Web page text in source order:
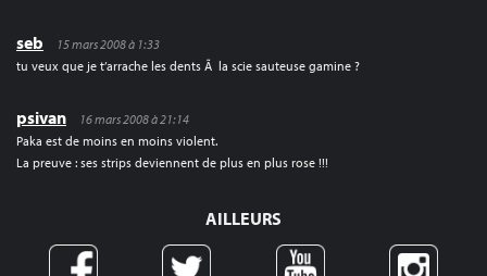
seb
15 mars 2008 à 1:33
tu veux que je t’arrache les dents Ã la scie sauteuse gamine ?
psivan
16 mars 2008 à 21:14
Paka est de moins en moins violent.
La preuve : ses strips deviennent de plus en plus rose !!!
AILLEURS